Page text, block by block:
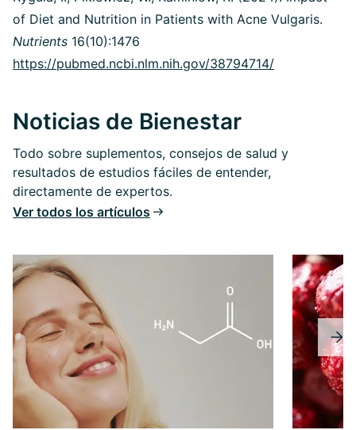
of Diet and Nutrition in Patients with Acne Vulgaris.
Nutrients 16(10):1476
https://pubmed.ncbi.nlm.nih.gov/38794714/
Noticias de Bienestar
Todo sobre suplementos, consejos de salud y
resultados de estudios fáciles de entender,
directamente de expertos.
Ver todos los artículos